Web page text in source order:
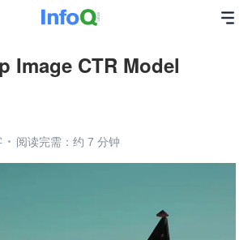
Image CTR Model
阅读完需：约 7 分钟